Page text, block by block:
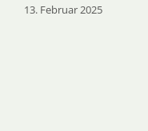
13. Februar 2025